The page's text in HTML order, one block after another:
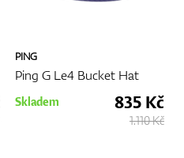
PING
Ping G Le4 Bucket Hat
Skladem 835 Kč
1.110 Kč